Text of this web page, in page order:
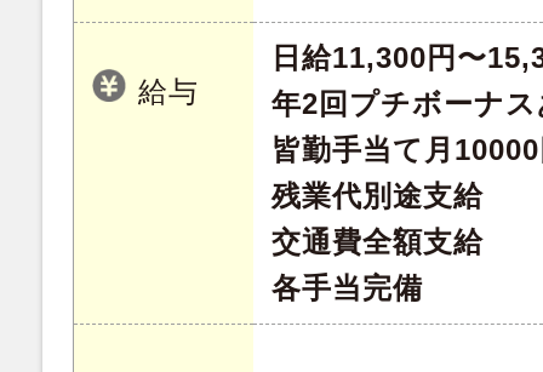
給与
日給11,300円〜
年2回プチボーナ
皆勤手当て月
残業代別途支給
交通費全額支給
各手当完備